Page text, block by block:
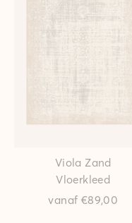
Viola Zand
Vloerkleed
vanaf €89,00